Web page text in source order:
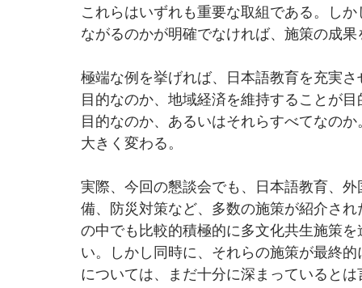
これらはいずれも重要な取組である。し
ながるのかが明確でなければ、施策の成
極端な例を挙げれば、日本語教育を充実
目的なのか、地域経済を維持することが
目的なのか、あるいはそれらすべてなの
大きく変わる。
実際、今回の懇談会でも、日本語教育、
備、防災対策など、多数の施策が紹介さ
の中でも比較的積極的に多文化共生施策
い。しかし同時に、それらの施策が最終
については、まだ十分に深まっていると